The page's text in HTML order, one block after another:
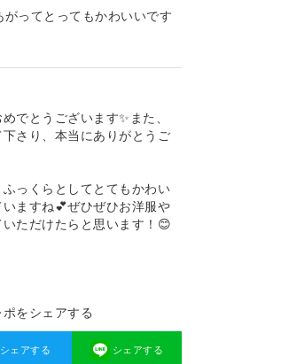
ってとってもかわいいです
でとうございます✨また、
さり、本当にありがとうご
ふっくらとしてとてもかわい
いますね💕ぜひぜひお洋服や
ただけたらと思います！😊
をシェアする
シェアする シェアする